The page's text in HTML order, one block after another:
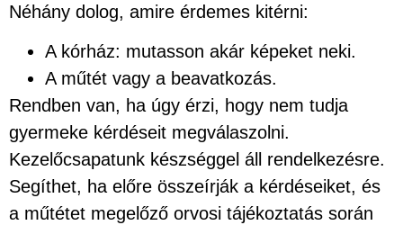
Néhány dolog, amire érdemes kitérni:
A kórház: mutasson akár képeket neki.
A műtét vagy a beavatkozás.
Rendben van, ha úgy érzi, hogy nem tudja
gyermeke kérdéseit megválaszolni.
Kezelőcsapatunk készséggel áll rendelkezésre.
Segíthet, ha előre összeírják a kérdéseiket, és
a műtétet megelőző orvosi tájékoztatás során